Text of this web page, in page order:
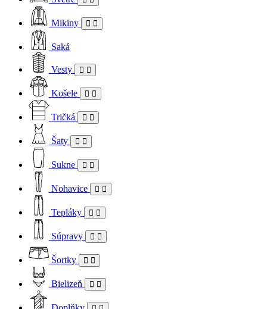
Mikiny
Saká
Vesty
Košele
Tričká
Šaty
Sukne
Nohavice
Tepláky
Súpravy
Šortky
Bielizeň